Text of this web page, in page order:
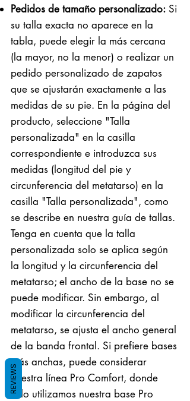
Pedidos de tamaño personalizado: Si
su talla exacta no aparece en la
tabla, puede elegir la más cercana
(la mayor, no la menor) o realizar un
pedido personalizado de zapatos
que se ajustarán exactamente a las
medidas de su pie. En la página del
producto, seleccione "Talla
personalizada" en la casilla
correspondiente e introduzca sus
medidas (longitud del pie y
circunferencia del metatarso) en la
casilla "Talla personalizada", como
se describe en nuestra guía de tallas.
Tenga en cuenta que la talla
personalizada solo se aplica según
la longitud y la circunferencia del
metatarso; el ancho de la base no se
puede modificar. Sin embargo, al
modificar la circunferencia del
metatarso, se ajusta el ancho general
de la banda frontal. Si prefiere bases
más anchas, puede considerar
nuestra línea Pro Comfort, donde
solo utilizamos nuestra base Pro
REVIEWS